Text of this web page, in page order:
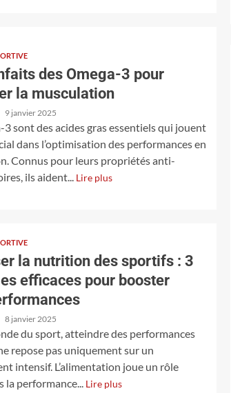
des Omega-3 pour
la musculation
9 janvier 2025
3 sont des acides gras essentiels qui jouent
dans l’optimisation des performances en
Connus pour leurs propriétés anti-
ils aident... Lire plus
la nutrition des sportifs : 3
efficaces pour booster
8 janvier 2025
du sport, atteindre des performances
repose pas uniquement sur un
intensif. L’alimentation joue un rôle
la performance... Lire plus